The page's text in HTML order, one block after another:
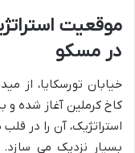
موقعیت
در مسکو
کاخ کرملین آغاز شده
استراتژیک، آن را در
بسیار نزدیک می